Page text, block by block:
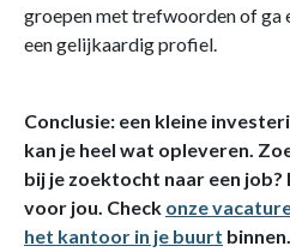
groepen met trefwoorden of ga
een gelijkaardig profiel.
Conclusie: een kleine
kan je heel wat opleveren.
bij je zoektocht naar een job?
voor jou. Check onze
het kantoor in je buurt